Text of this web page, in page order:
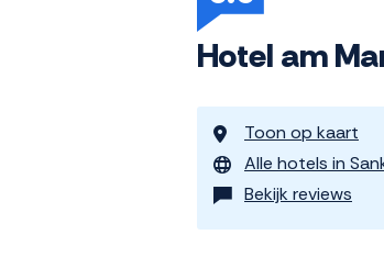
Hotel am
Toon op kaart
Alle hotels in
Bekijk reviews